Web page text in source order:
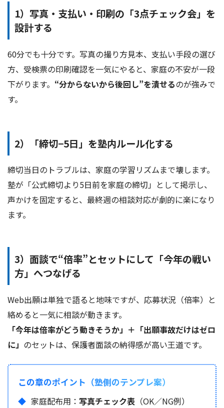
1）写真・支払い・印刷の「3点チェック会」を
設計する
60分でも十分です。写真の撮り方見本、支払い手段の選び
方、受検票の印刷確認を一気にやると、家庭の不安が一段
下がります。 “分からないから後回し”を潰せるのが強みで
す。
2）「締切−5日」を塾内ルール化する
締切当日のトラブルは、家庭の学習リズムまで壊します。
塾が「公式締切より5日前を家庭の締切」として掲示し、
声かけを固定すると、最終週の相談対応が劇的に楽になり
ます。
3）面談で“倍率”とセットにして「今年の戦い
方」へつなげる
Web出願は単独で語ると地味ですが、応募状況（倍率）と
絡めると一気に相談が動きます。
「今年は倍率がどう動きそうか」＋「出願事故だけはゼロ
に」 のセットは、保護者面談の納得感が高い王道です。
この章のポイント（塾側のテンプレ案）
家庭配布用： 写真チェック表 （OK／NG例）